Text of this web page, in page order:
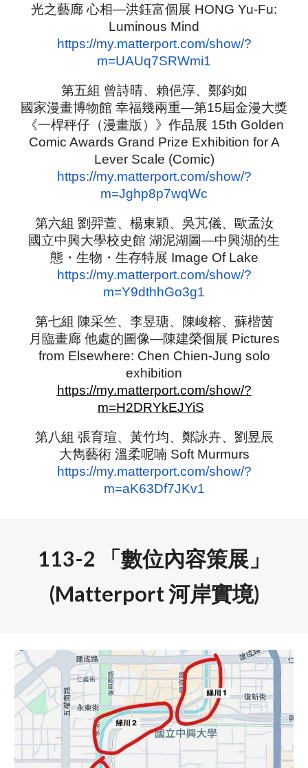
光之藝廊 心相—洪鈺富個展 HONG Yu-Fu:
Luminous Mind
https://my.matterport.com/show/?
m=UAUq7SRWmi1
第五組 曾詩晴、賴俋淳、鄭鈞如
國家漫畫博物館 幸福幾兩重—第15屆金漫大獎
《一桿秤仔（漫畫版）》作品展 15th Golden
Comic Awards Grand Prize Exhibition for A
Lever Scale (Comic)
https://my.matterport.com/show/?
m=Jghp8p7wqWc
第六組 劉羿萱、楊東穎、吳芃儀、歐孟汝
國立中興大學校史館 湖泥湖圖—中興湖的生
態・生物・生存特展 Image Of Lake
https://my.matterport.com/show/?
m=Y9dthhGo3g1
第七組 陳采竺、李昱瑭、陳峻榕、蘇楷茵
月臨畫廊 他處的圖像—陳建榮個展 Pictures
from Elsewhere: Chen Chien-Jung solo
exhibition
https://my.matterport.com/show/?
m=H2DRYkEJYiS
第八組 張育瑄、黃竹均、鄭詠卉、劉昱辰
大雋藝術 溫柔呢喃 Soft Murmurs
https://my.matterport.com/show/?
m=aK63Df7JKv1
113-2 「數位內容策展」
(Matterport 河岸實境)